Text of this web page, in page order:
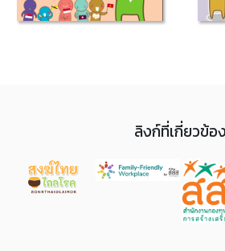
ลิงก์ที่เกี่ยวข้อง